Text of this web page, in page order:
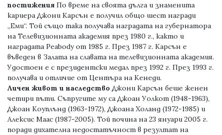
постижения По време на своята дълга и знаменита
кариера Джони Карсън е получил общо шест награди
„Еми“. Той също така получава наградата на губернатора
на Телевизионната академия през 1980 г., както и
наградата Peabody от 1985 г. През 1987 г. Карсън е
въведен в Залата на славата на телевизионната академия.
Удостоен е с президентски медал през 1992 г. През 1993 г.
получава и отличие от Центъра на Кенеди.
Личен живот и наследство Джони Карсън беше женен
четири пъти. Съпругите му са Джоан Уолкот (1948-1963),
Джоан Коуплънд (1963-1972), Джоана Холанд (1972-1985) и
Алексис Маас (1987-2005). Той почина на 23 януари 2005 г.
поради дихателна недостатъчност в резултат на